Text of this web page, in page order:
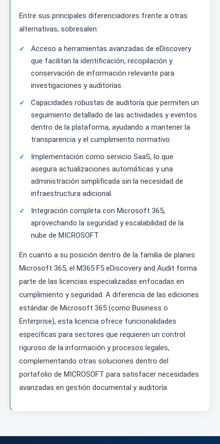
Entre sus principales diferenciadores frente a otras
alternativas, sobresalen:
Acceso a herramientas avanzadas de eDiscovery
que facilitan la identificación, recopilación y
conservación de información relevante para
investigaciones y auditorías.
Capacidades robustas de auditoría que permiten un
seguimiento detallado de las actividades y eventos
dentro de la plataforma, ayudando a mantener la
transparencia y el cumplimiento normativo.
Implementación como servicio SaaS, lo que
asegura actualizaciones automáticas y una
administración simplificada sin la necesidad de
infraestructura adicional.
Integración completa con Microsoft 365,
aprovechando la seguridad y escalabilidad de la
nube de MICROSOFT.
En cuanto a su posición dentro de la familia de planes
Microsoft 365, el M365 F5 eDiscovery and Audit forma
parte de las licencias especializadas enfocadas en
cumplimiento y seguridad. A diferencia de las ediciones
estándar de Microsoft 365 (como Business o
Enterprise), esta licencia ofrece funcionalidades
específicas para sectores que requieren un control
riguroso de la información y procesos legales,
complementando otras soluciones dentro del
portafolio de MICROSOFT para satisfacer necesidades
avanzadas en gestión documental y auditoría.